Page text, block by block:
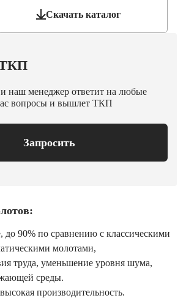
Скачать каталог
ТКП
и наш менеджер ответит на любые
вопросы и вышлет ТКП
Запросить
до 90% по сравнению с классическими
молотами,
труда, уменьшение уровня шума,
среды.
производительность.